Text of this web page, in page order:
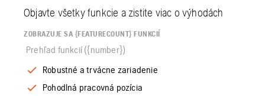
Objavte všetky funkcie a zistite viac o výhodách
ZOBRAZUJE SA {FEATURECOUNT} FUNKCIÍ
Prehľad funkcií ({number})
Robustné a trvácne zariadenie
Pohodlná pracovná pozícia